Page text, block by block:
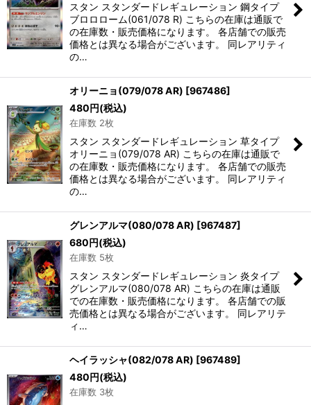
スタン スタンダードレギュレーション 鋼タイプ
ブロロローム(061/078 R) こちらの在庫は通販で
の在庫数・販売価格になります。 各店舗での販売
価格とは異なる場合がございます。 同レアリティ
の…
オリーニョ(079/078 AR) [967486]
480円(税込)
在庫数 2枚
スタン スタンダードレギュレーション 草タイプ
オリーニョ(079/078 AR) こちらの在庫は通販で
の在庫数・販売価格になります。 各店舗での販売
価格とは異なる場合がございます。 同レアリティ
の…
グレンアルマ(080/078 AR) [967487]
680円(税込)
在庫数 5枚
スタン スタンダードレギュレーション 炎タイプ
グレンアルマ(080/078 AR) こちらの在庫は通販
での在庫数・販売価格になります。 各店舗での販
売価格とは異なる場合がございます。 同レアリテ
ィ…
ヘイラッシャ(082/078 AR) [967489]
480円(税込)
在庫数 3枚